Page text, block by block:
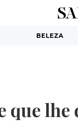
BELEZA
que